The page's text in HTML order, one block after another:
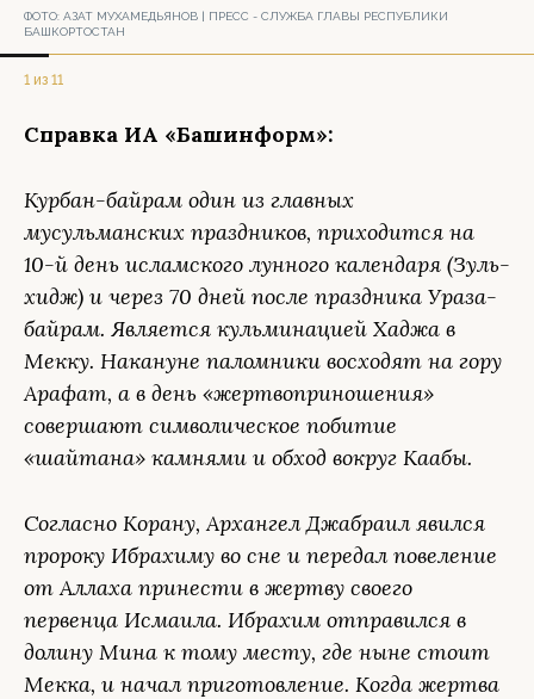
ФОТО: АЗАТ МУХАМЕДЬЯНОВ | ПРЕСС - СЛУЖБА ГЛАВЫ РЕСПУБЛИКИ
БАШКОРТОСТАН
1 из 11
Справка ИА «Башинформ»:
Курбан-байрам один из главных
мусульманских праздников, приходится на
10-й день исламского лунного календаря (Зуль-
хидж) и через 70 дней после праздника Ураза-
байрам. Является кульминацией Хаджа в
Мекку. Накануне паломники восходят на гору
Арафат, а в день «жертвоприношения»
совершают символическое побитие
«шайтана» камнями и обход вокруг Каабы.
Согласно Корану, Архангел Джабраил явился
пророку Ибрахиму во сне и передал повеление
от Аллаха принести в жертву своего
первенца Исмаила. Ибрахим отправился в
долину Мина к тому месту, где ныне стоит
Мекка, и начал приготовление. Когда жертва